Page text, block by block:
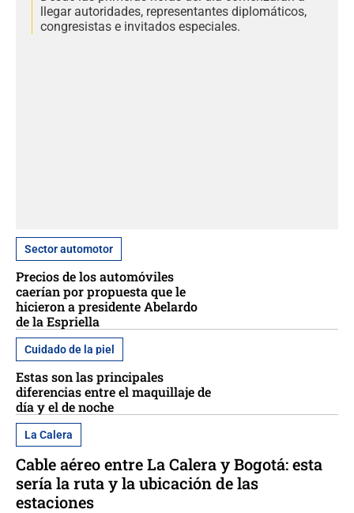
llegar autoridades, representantes diplomáticos,
congresistas e invitados especiales.
Sector automotor
Precios de los automóviles
caerían por propuesta que le
hicieron a presidente Abelardo
de la Espriella
Cuidado de la piel
Estas son las principales
diferencias entre el maquillaje de
día y el de noche
La Calera
Cable aéreo entre La Calera y Bogotá: esta
sería la ruta y la ubicación de las
estaciones